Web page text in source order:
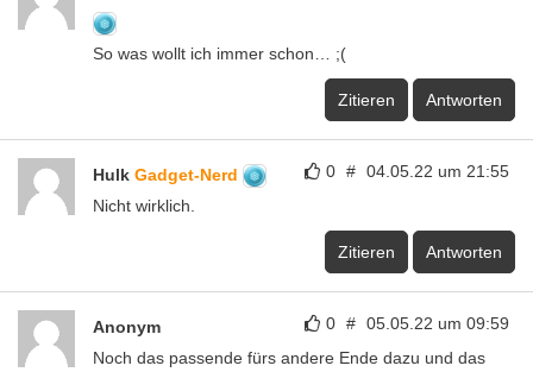
So was wollt ich immer schon… ;(
Zitieren Antworten
0 # 04.05.22 um 21:55
Hulk Gadget-Nerd
Nicht wirklich.
Zitieren Antworten
0 # 05.05.22 um 09:59
Anonym
Noch das passende fürs andere Ende dazu und das